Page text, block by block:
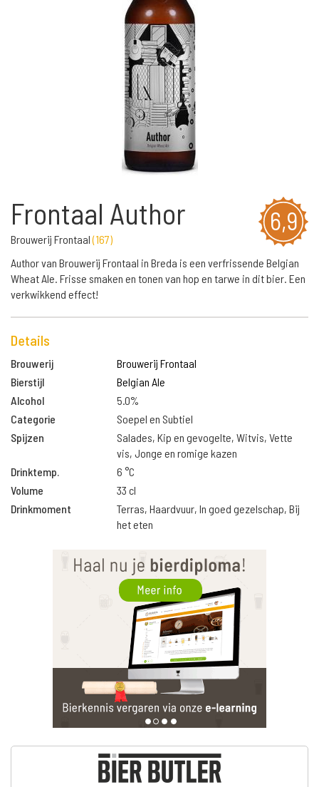
6,9
Frontaal Author
Brouwerij Frontaal(167)
Author van Brouwerij Frontaal in Breda is een verfrissende Belgian
Wheat Ale. Frisse smaken en tonen van hop en tarwe in dit bier. Een
verkwikkend effect!
Details
Brouwerij
Brouwerij Frontaal
Bierstijl
Belgian Ale
Alcohol
5.0%
Categorie
Soepel en Subtiel
Spijzen
Salades, Kip en gevogelte, Witvis, Vette
vis, Jonge en romige kazen
Drinktemp.
6 °C
Volume
33 cl
Drinkmoment
Terras, Haardvuur, In goed gezelschap, Bij
het eten